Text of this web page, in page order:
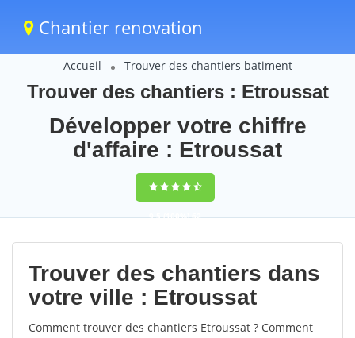
Chantier renovation
Accueil Trouver des chantiers batiment
Trouver des chantiers : Etroussat
Développer votre chiffre
d'affaire : Etroussat
9,5(100%)62
votes
Trouver des chantiers dans
votre ville : Etroussat
Comment trouver des chantiers Etroussat ? Comment